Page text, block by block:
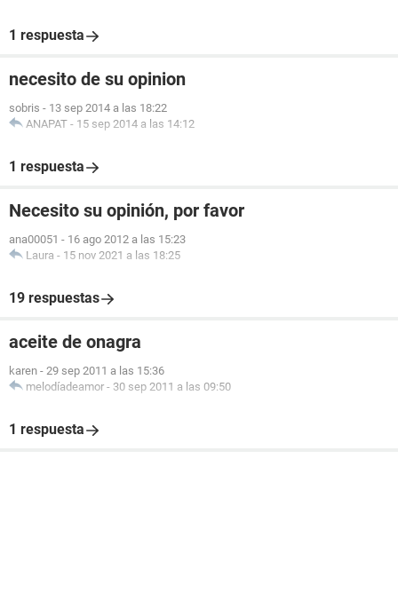
1 respuesta
necesito de su opinion
sobris - 13 sep 2014 a las 18:22
ANAPAT - 15 sep 2014 a las 14:12
1 respuesta
Necesito su opinión, por favor
ana00051 - 16 ago 2012 a las 15:23
Laura - 15 nov 2021 a las 18:25
19 respuestas
aceite de onagra
karen - 29 sep 2011 a las 15:36
melodíadeamor - 30 sep 2011 a las 09:50
1 respuesta